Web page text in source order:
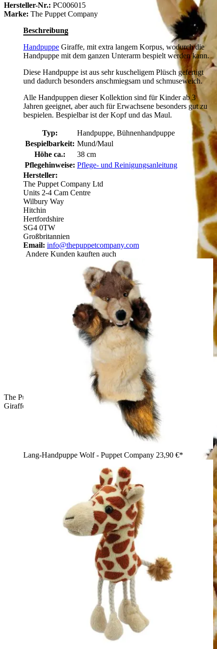
The Puppet Company Baby-Handpuppe Giraffe, gefleckte
Giraffen-Handpuppe mit geöffnetem Maul, Frontansicht
Hersteller-Nr.: PC006015
Marke: The Puppet Company
Beschreibung
Handpuppe Giraffe, mit extra langem Korpus, wodurch die
Handpuppe mit dem ganzen Unterarm bespielt werden kann.
Diese Handpuppe ist aus sehr kuscheligem Plüsch gefertigt
und dadurch besonders anschmiegsam und schmuseweich.
Alle Handpuppen dieser Kollektion sind für Kinder ab 3
Jahren geeignet, aber auch für Erwachsene besonders gut zu
bespielen. Bespielbar ist der Kopf und das Maul.
Typ:
Handpuppe, Bühnenhandpuppe
Bespielbarkeit: Mund/Maul
Höhe ca.:
38 cm
Pflegehinweise: Pflege- und Reinigungsanleitung
Hersteller:
The Puppet Company Ltd
Units 2-4 Cam Centre
Wilbury Way
Hitchin
Hertfordshire
SG4 0TW
Großbritannien
Email: info@thepuppetcompany.com
Andere Kunden kauften auch
Lang-Handpuppe Wolf - Puppet Company 23,90 €*